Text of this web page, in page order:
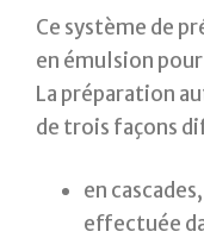
Ce système de
en émulsion
La préparation
de trois façons
en
effectuée